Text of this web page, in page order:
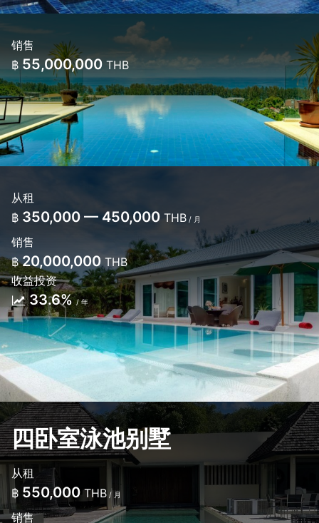
销售
฿ 55,000,000 THB
从租
฿ 350,000 — 450,000 THB / 月
销售
฿ 20,000,000THB
收益投资
33.6%/ 年
四卧室泳池别墅
从租
฿ 550,000THB / 月
销售